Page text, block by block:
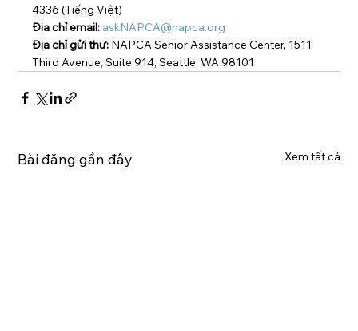
4336 (Tiếng Việt)
Địa chỉ email: askNAPCA@napca.org
Địa chỉ gửi thư: NAPCA Senior Assistance Center, 1511
Third Avenue, Suite 914, Seattle, WA 98101
Bài đăng gần đây Xem tất cả